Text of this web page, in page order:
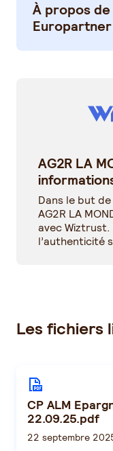
À propos
AG2R LA
Dans le but
AG2R LA
avec Wiztrust.
l’authenticité
Les fichiers
CP ALM
22.09.25.pdf
22 septembre